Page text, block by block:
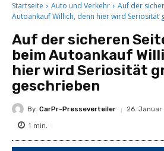
Startseite Auto und Verkehr
Auf der
Autoankauf Willich, denn hier wird Seriosität
Auf der sicheren
beim Autoankauf
hier wird Seriosität
geschrieben
By CarPr-Presseverteiler 26. Januar
1 min.